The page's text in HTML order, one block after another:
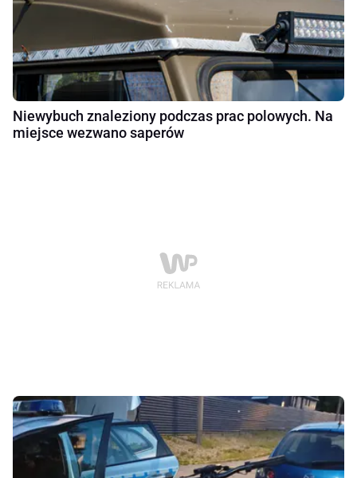
Niewybuch znaleziony podczas prac polowych. Na
miejsce wezwano saperów